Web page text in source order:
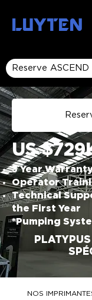
LUYTEN
Reserve ASCEND
US
3 Year
Operator
Technical
the First Year
*Pumping
NOS